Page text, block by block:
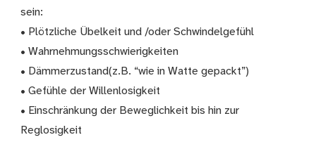
sein:
• Plötzliche Übelkeit und /oder Schwindelgefühl
• Wahrnehmungsschwierigkeiten
• Dämmerzustand(z.B. “wie in Watte gepackt”)
• Gefühle der Willenlosigkeit
• Einschränkung der Beweglichkeit bis hin zur
Reglosigkeit